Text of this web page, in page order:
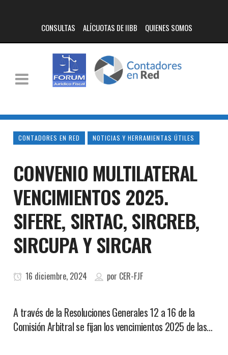
CONSULTAS ALÍCUOTAS DE IIBB QUIENES SOMOS
CONTADORES EN RED NOTICIAS Y HERRAMIENTAS ÚTILES
CONVENIO MULTILATERAL
VENCIMIENTOS 2025.
SIFERE, SIRTAC, SIRCREB,
SIRCUPA Y SIRCAR
16 diciembre, 2024 por CER-FJF
A través de la Resoluciones Generales 12 a 16 de la
Comisión Arbitral se fijan los vencimientos 2025 de las…